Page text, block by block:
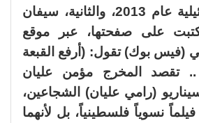
التشريعية الإسرائيلية عام 2013، والثانية، سيفان
كتبت على صفحتها، عبر موقع
(فيس بوك) تقول: (أرفع القبعة
.. تقصد المخرج مؤمن عليان
(رامي عليان) الشجاعين،
نسوياً فلسطينياً، بل لأنهما